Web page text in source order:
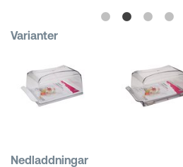
Varianter
Nedladdningar